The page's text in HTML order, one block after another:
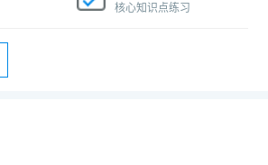
核心知识点练习